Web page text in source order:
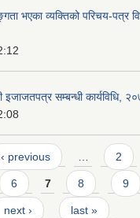
भएका व्यक्तिको परिचय-पत्र
इजाजतपत्र सम्बन्धी कार्यविधि,
‹ previous 2
6 7 8 9
next › last »